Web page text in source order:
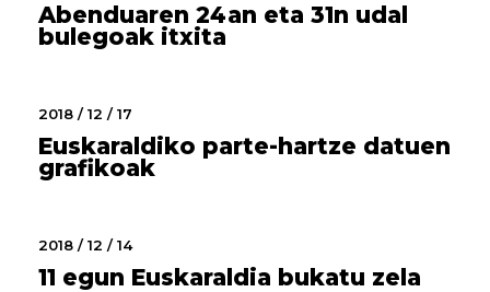
Abenduaren 24an eta 31n udal
bulegoak itxita
2018 / 12 / 17
Euskaraldiko parte-hartze datuen
grafikoak
2018 / 12 / 14
11 egun Euskaraldia bukatu zela